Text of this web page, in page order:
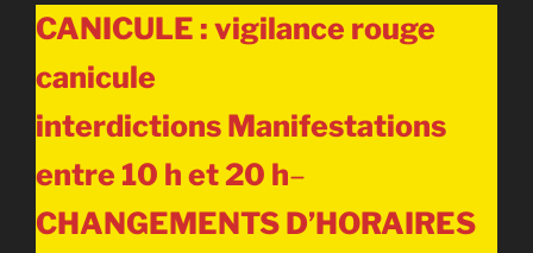
CANICULE : vigilance rouge
canicule
interdictions Manifestations
entre 10 h et 20 h–
CHANGEMENTS D’HORAIRES